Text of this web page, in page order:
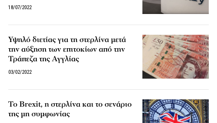
18/07/2022
Υψηλό διετίας για τη στερλίνα μετά
την αύξηση των επιτοκίων από την
Τράπεζα της Αγγλίας
03/02/2022
Το Brexit, η στερλίνα και το σενάριο
της μη συμφωνίας